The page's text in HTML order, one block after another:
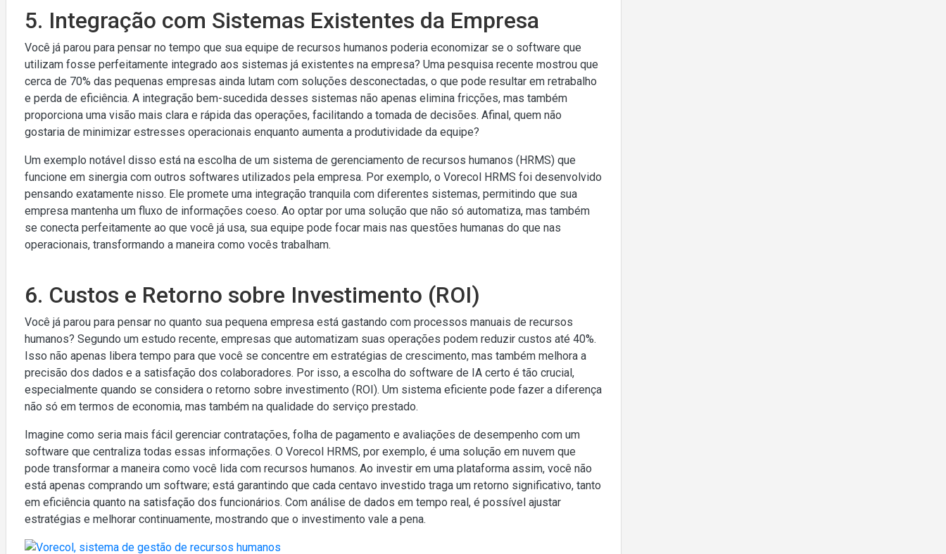
5. Integração com Sistemas Existentes da Empresa
Você já parou para pensar no tempo que sua equipe de recursos humanos poderia economizar se o software que
utilizam fosse perfeitamente integrado aos sistemas já existentes na empresa? Uma pesquisa recente mostrou que
cerca de 70% das pequenas empresas ainda lutam com soluções desconectadas, o que pode resultar em retrabalho
e perda de eficiência. A integração bem-sucedida desses sistemas não apenas elimina fricções, mas também
proporciona uma visão mais clara e rápida das operações, facilitando a tomada de decisões. Afinal, quem não
gostaria de minimizar estresses operacionais enquanto aumenta a produtividade da equipe?
Um exemplo notável disso está na escolha de um sistema de gerenciamento de recursos humanos (HRMS) que
funcione em sinergia com outros softwares utilizados pela empresa. Por exemplo, o Vorecol HRMS foi desenvolvido
pensando exatamente nisso. Ele promete uma integração tranquila com diferentes sistemas, permitindo que sua
empresa mantenha um fluxo de informações coeso. Ao optar por uma solução que não só automatiza, mas também
se conecta perfeitamente ao que você já usa, sua equipe pode focar mais nas questões humanas do que nas
operacionais, transformando a maneira como vocês trabalham.
6. Custos e Retorno sobre Investimento (ROI)
Você já parou para pensar no quanto sua pequena empresa está gastando com processos manuais de recursos
humanos? Segundo um estudo recente, empresas que automatizam suas operações podem reduzir custos até 40%.
Isso não apenas libera tempo para que você se concentre em estratégias de crescimento, mas também melhora a
precisão dos dados e a satisfação dos colaboradores. Por isso, a escolha do software de IA certo é tão crucial,
especialmente quando se considera o retorno sobre investimento (ROI). Um sistema eficiente pode fazer a diferença
não só em termos de economia, mas também na qualidade do serviço prestado.
Imagine como seria mais fácil gerenciar contratações, folha de pagamento e avaliações de desempenho com um
software que centraliza todas essas informações. O Vorecol HRMS, por exemplo, é uma solução em nuvem que
pode transformar a maneira como você lida com recursos humanos. Ao investir em uma plataforma assim, você não
está apenas comprando um software; está garantindo que cada centavo investido traga um retorno significativo, tanto
em eficiência quanto na satisfação dos funcionários. Com análise de dados em tempo real, é possível ajustar
estratégias e melhorar continuamente, mostrando que o investimento vale a pena.